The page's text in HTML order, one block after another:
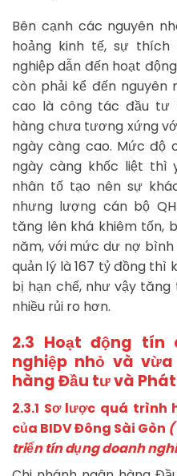
Bên cạnh các nguyên
hoảng kinh tế, sự
nghiệp dẫn đến hoạt
còn phải kể đến nguyên
cao là công tác đầu tư
hàng chưa tương xứng
ngày càng cao. Mức
ngày càng khốc liệt thì
nhân tố tạo nên sự
nhưng lượng cán bộ
tăng lên khá khiêm tốn,
năm, với mức dư nợ bình
quản lý là 167 tỷ đồng thì
bị hạn chế, như vậy
nhiều rủi ro hơn.
2.3 Hoạt động tín
nghiệp nhỏ và
hàng Đầu tư và
2.3.1 Sơ lược quá
của BIDV Đông Sài Gòn
triển tín dụng doanh